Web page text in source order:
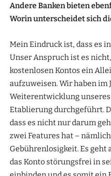
Andere Banken bieten
Worin unterscheidet sich
Mein Eindruck ist, dass es
Unser Anspruch ist es
kostenlosen Kontos ein
aufzuweisen. Wir haben im
Weiterentwicklung
Etablierung durchgeführt.
dass es nicht nur darum
zwei Features hat –
Gebührenlosigkeit. Es geht
das Konto störungsfrei in